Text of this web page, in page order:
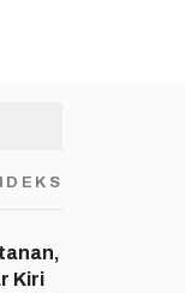
Kiri